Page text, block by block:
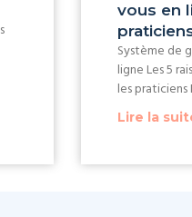
vous en
Système de
ligne Les 5
les praticiens
Lire la